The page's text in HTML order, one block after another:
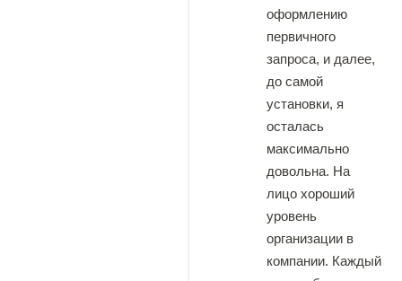
оформлению
первичного
запроса, и далее,
до самой
установки, я
осталась
максимально
довольна. На
лицо хороший
уровень
организации в
компании. Каждый